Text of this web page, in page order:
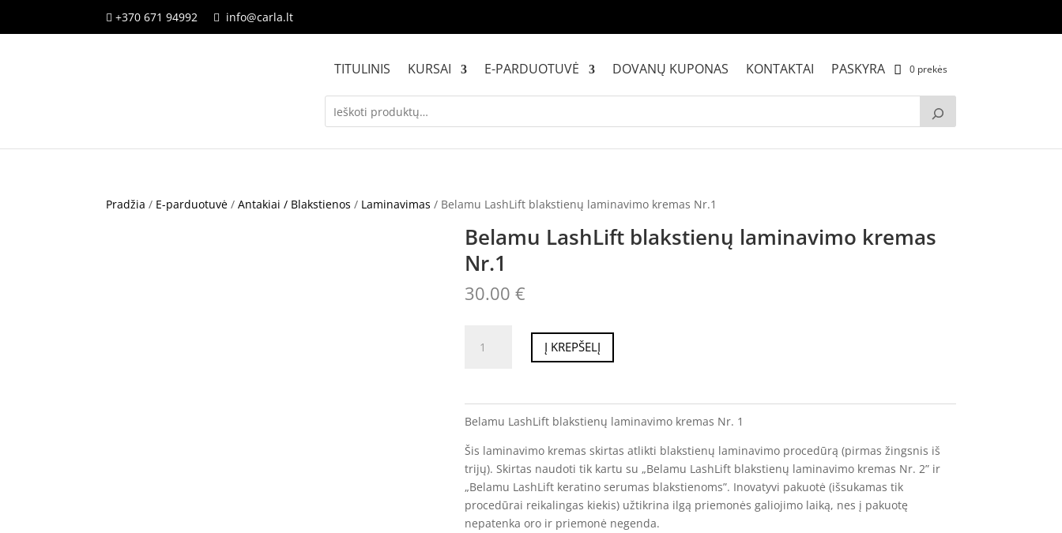
 +370 671 94992  info@carla.lt
TITULINIS KURSAI E-PARDUOTUVĖ DOVANŲ KUPONAS KONTAKTAI PASKYRA 0 prekės
Pradžia / E-parduotuvė /Antakiai / Blakstienos / Laminavimas / Belamu LashLift blakstienų laminavimo kremas Nr.1
Belamu LashLift blakstienų laminavimo kremas
Nr.1
30.00€
kiekis:
blakstienų
laminavimo
kremas
Nr.1
Į KREPŠELĮ
Belamu LashLift blakstienų laminavimo kremas Nr. 1
Šis laminavimo kremas skirtas atlikti blakstienų laminavimo procedūrą (pirmas žingsnis iš
trijų). Skirtas naudoti tik kartu su „Belamu LashLift blakstienų laminavimo kremas Nr. 2” ir
„Belamu LashLift keratino serumas blakstienoms”. Inovatyvi pakuotė (išsukamas tik
procedūrai reikalingas kiekis) užtikrina ilgą priemonės galiojimo laiką, nes į pakuotę
nepatenka oro ir priemonė negenda.